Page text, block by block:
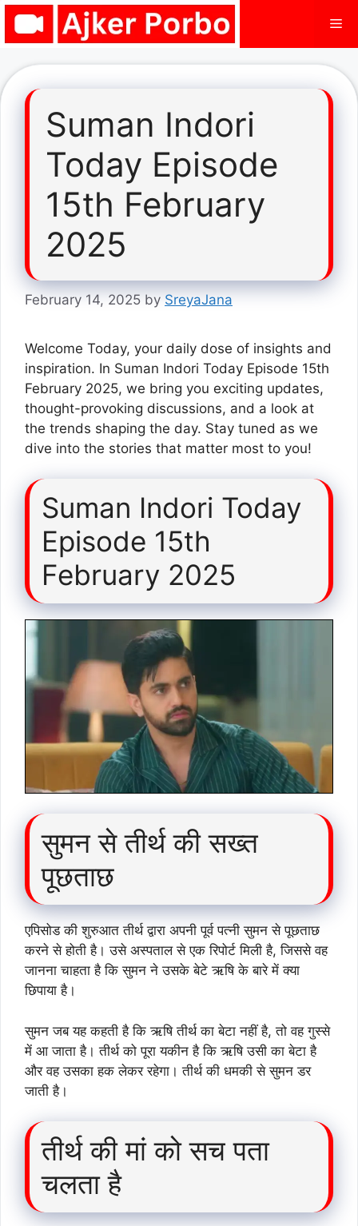
Skip
Suman Indori
Today Episode
15th February
2025
February 14, 2025 by SreyaJana
Welcome Today, your daily dose of insights and
inspiration. In Suman Indori Today Episode 15th
February 2025, we bring you exciting updates,
thought-provoking discussions, and a look at
the trends shaping the day. Stay tuned as we
dive into the stories that matter most to you!
Suman Indori Today
Episode 15th
February 2025
सुमन से तीर्थ की सख्त
पूछताछ
एपिसोड की शुरुआत तीर्थ द्वारा अपनी पूर्व पत्नी सुमन से पूछताछ
करने से होती है। उसे अस्पताल से एक रिपोर्ट मिली है, जिससे वह
जानना चाहता है कि सुमन ने उसके बेटे ऋषि के बारे में क्या
छिपाया है।
सुमन जब यह कहती है कि ऋषि तीर्थ का बेटा नहीं है, तो वह गुस्से
में आ जाता है। तीर्थ को पूरा यकीन है कि ऋषि उसी का बेटा है
और वह उसका हक लेकर रहेगा। तीर्थ की धमकी से सुमन डर
जाती है।
तीर्थ की मां को सच पता
चलता है